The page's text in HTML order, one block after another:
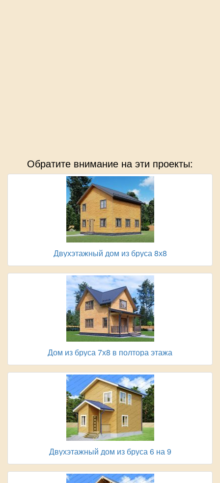
Обратите внимание на эти проекты:
Двухэтажный дом из бруса 8х8
Дом из бруса 7х8 в полтора этажа
Двухэтажный дом из бруса 6 на 9